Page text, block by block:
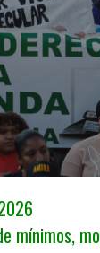
mínimos,